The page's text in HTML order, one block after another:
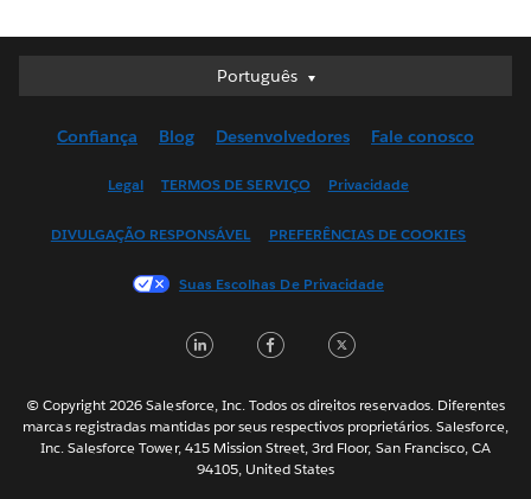
Português
Português
English (UK)
Français (Canada)
日本語
Nederlands
Svenska
ไทย
Confiança Blog Desenvolvedores Fale conosco
Legal TERMOS DE SERVIÇO Privacidade
DIVULGAÇÃO RESPONSÁVEL PREFERÊNCIAS DE COOKIES
Suas Escolhas De Privacidade
LinkedInFacebook
© Copyright 2026 Salesforce, Inc. Todos os direitos reservados. Diferentes
marcas registradas mantidas por seus respectivos proprietários. Salesforce,
Inc. Salesforce Tower, 415 Mission Street, 3rd Floor, San Francisco, CA
94105, United States